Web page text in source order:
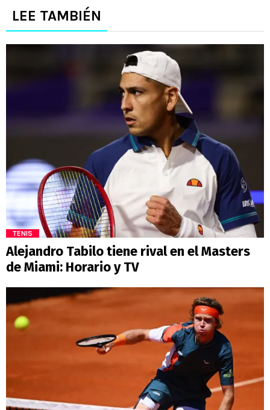
LEE TAMBIÉN
TENIS
Alejandro Tabilo tiene rival en el Masters
de Miami: Horario y TV